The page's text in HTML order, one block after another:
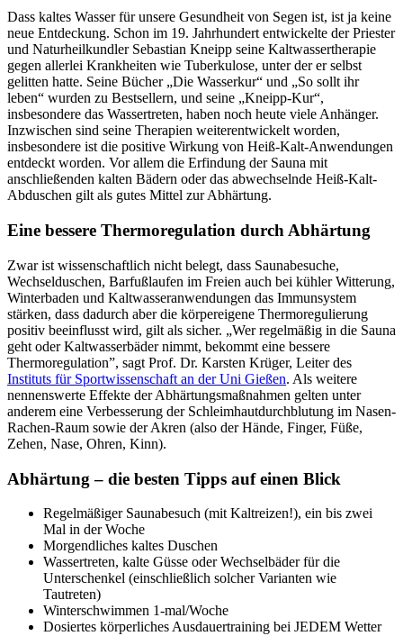
Dass kaltes Wasser für unsere Gesundheit von Segen ist, ist ja keine
neue Entdeckung. Schon im 19. Jahrhundert entwickelte der Priester
und Naturheilkundler Sebastian Kneipp seine Kaltwassertherapie
gegen allerlei Krankheiten wie Tuberkulose, unter der er selbst
gelitten hatte. Seine Bücher „Die Wasserkur“ und „So sollt ihr
leben“ wurden zu Bestsellern, und seine „Kneipp-Kur“,
insbesondere das Wassertreten, haben noch heute viele Anhänger.
Inzwischen sind seine Therapien weiterentwickelt worden,
insbesondere ist die positive Wirkung von Heiß-Kalt-Anwendungen
entdeckt worden. Vor allem die Erfindung der Sauna mit
anschließenden kalten Bädern oder das abwechselnde Heiß-Kalt-
Abduschen gilt als gutes Mittel zur Abhärtung.
Eine bessere Thermoregulation durch Abhärtung
Zwar ist wissenschaftlich nicht belegt, dass Saunabesuche,
Wechselduschen, Barfußlaufen im Freien auch bei kühler Witterung,
Winterbaden und Kaltwasseranwendungen das Immunsystem
stärken, dass dadurch aber die körpereigene Thermoregulierung
positiv beeinflusst wird, gilt als sicher. „Wer regelmäßig in die Sauna
geht oder Kaltwasserbäder nimmt, bekommt eine bessere
Thermoregulation”, sagt Prof. Dr. Karsten Krüger, Leiter des
Instituts für Sportwissenschaft an der Uni Gießen. Als weitere
nennenswerte Effekte der Abhärtungsmaßnahmen gelten unter
anderem eine Verbesserung der Schleimhautdurchblutung im Nasen-
Rachen-Raum sowie der Akren (also der Hände, Finger, Füße,
Zehen, Nase, Ohren, Kinn).
Abhärtung – die besten Tipps auf einen Blick
Regelmäßiger Saunabesuch (mit Kaltreizen!), ein bis zwei
Mal in der Woche
Morgendliches kaltes Duschen
Wassertreten, kalte Güsse oder Wechselbäder für die
Unterschenkel (einschließlich solcher Varianten wie
Tautreten)
Winterschwimmen 1-mal/Woche
Dosiertes körperliches Ausdauertraining bei JEDEM Wetter